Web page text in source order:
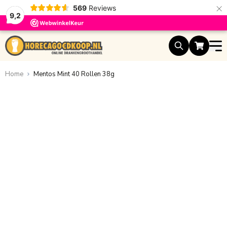
9,2
569 Reviews ×
Ga naar de inhoud
Home Mentos Mint 40 Rollen 38g